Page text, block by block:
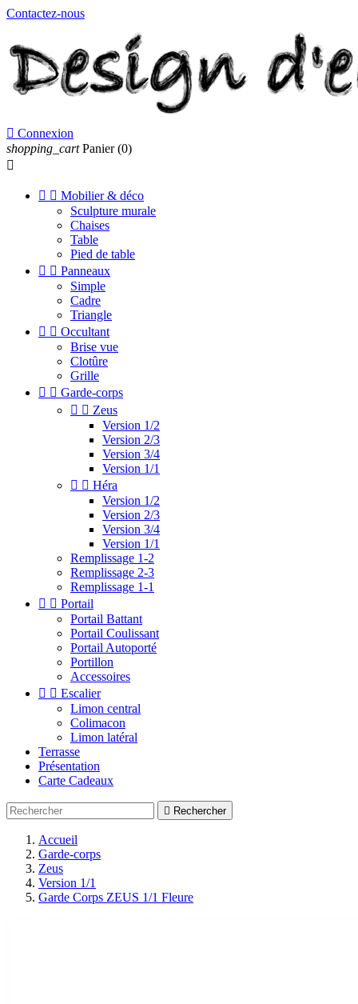
Contactez-nous
 Connexion
shopping_cart Panier (0)

  Mobilier & déco
Sculpture murale
Chaises
Table
Pied de table
  Panneaux
Simple
Cadre
Triangle
  Occultant
Brise vue
Clotûre
Grille
  Garde-corps
  Zeus
Version 1/2
Version 2/3
Version 3/4
Version 1/1
  Héra
Version 1/2
Version 2/3
Version 3/4
Version 1/1
Remplissage 1-2
Remplissage 2-3
Remplissage 1-1
  Portail
Portail Battant
Portail Coulissant
Portail Autoporté
Portillon
Accessoires
  Escalier
Limon central
Colimacon
Limon latéral
Terrasse
Présentation
Carte Cadeaux
 Rechercher
Accueil
Garde-corps
Zeus
Version 1/1
Garde Corps ZEUS 1/1 Fleure